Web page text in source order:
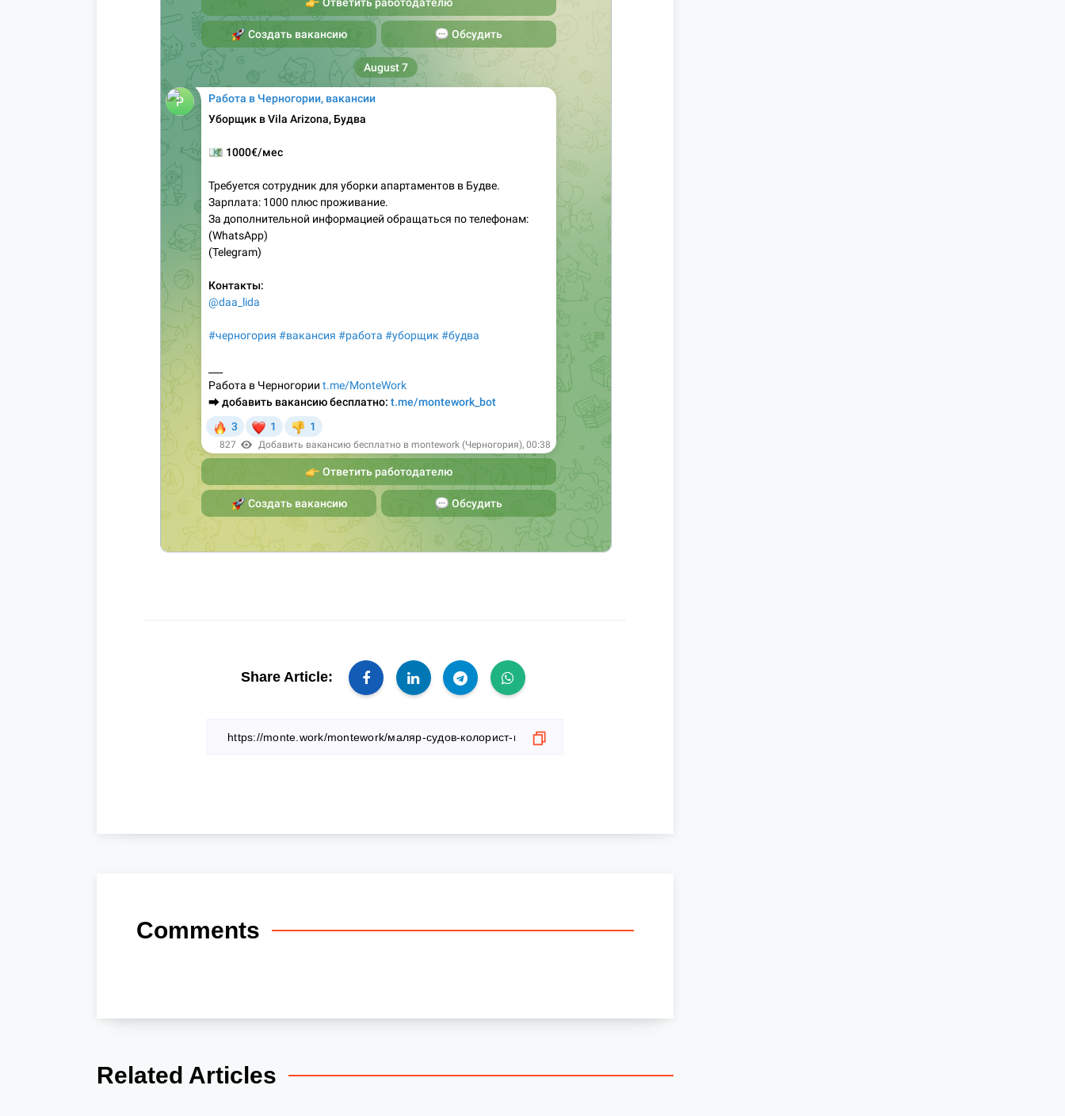
Share Article:
Comments
Related Articles